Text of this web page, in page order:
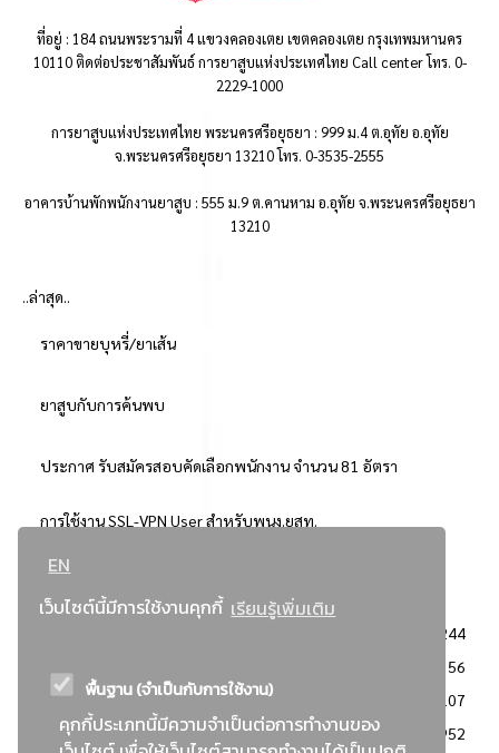
EN
เว็บไซต์นี้มีการใช้งานคุกกี้ เรียนรู้เพิ่มเติม
พื้นฐาน (จำเป็นกับการใช้งาน)
คุกกี้ประเภทนี้มีความจำเป็นต่อการทำงานของ
ที่อยู่ : 184 ถนนพระรามที่ 4 แขวงคลองเตย เขตคลองเตย กรุงเทพมหานคร
10110 ติดต่อประชาสัมพันธ์ การยาสูบแห่งประเทศไทย Call center โทร. 0-
2229-1000
การยาสูบแห่งประเทศไทย พระนครศรีอยุธยา : 999 ม.4 ต.อุทัย อ.อุทัย
จ.พระนครศรีอยุธยา 13210 โทร. 0-3535-2555
อาคารบ้านพักพนักงานยาสูบ : 555 ม.9 ต.คานหาม อ.อุทัย จ.พระนครศรีอยุธยา
13210
..ล่าสุด..
ราคาขายบุหรี่/ยาเส้น
ยาสูบกับการค้นพบ
ประกาศ รับสมัครสอบคัดเลือกพนักงาน จำนวน 81 อัตรา
การใช้งาน SSL-VPN User สำหรับพนง.ยสท.
..ยอดนิยม..
3244
2356
: วิธีเฉพาะเจาะจง
2107
ข่าวสาร/ประกาศ
1952